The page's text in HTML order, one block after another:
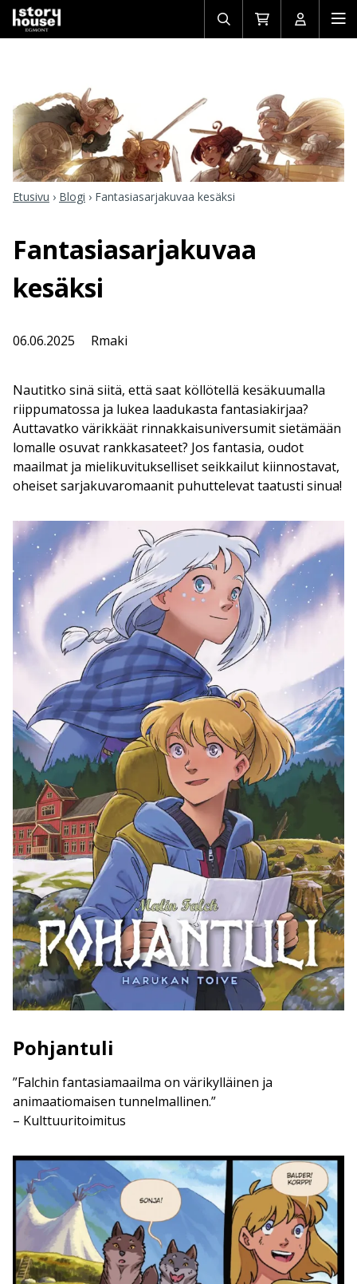
Avaa/sulje
haku
Siirry
ostoskoriin
Avaa/
Etusivu › Blogi › Fantasiasarjakuvaa kesäksi
Fantasiasarjakuvaa
kesäksi
06.06.2025 Rmaki
Nautitko sinä siitä, että saat köllötellä kesäkuumalla
riippumatossa ja lukea laadukasta fantasiakirjaa?
Auttavatko värikkäät rinnakkaisuniversumit sietämään
lomalle osuvat rankkasateet? Jos fantasia, oudot
maailmat ja mielikuvitukselliset seikkailut kiinnostavat,
oheiset sarjakuvaromaanit puhuttelevat taatusti sinua!
Pohjantuli
”Falchin fantasiamaailma on värikylläinen ja
animaatiomaisen tunnelmallinen.”
– Kulttuuritoimitus